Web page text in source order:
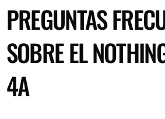
PREGUNTAS
SOBRE EL
4A